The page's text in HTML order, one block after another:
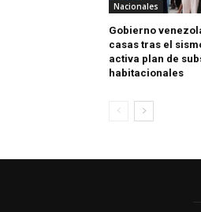
Nacionales
Gobierno
casas tras el
activa plan de
habitacionales